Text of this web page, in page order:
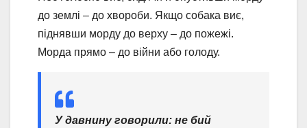
до землі – до хвороби. Якщо собака виє,
піднявши морду до верху – до пожежі.
Морда прямо – до війни або голоду.
У давнину говорили: не бий